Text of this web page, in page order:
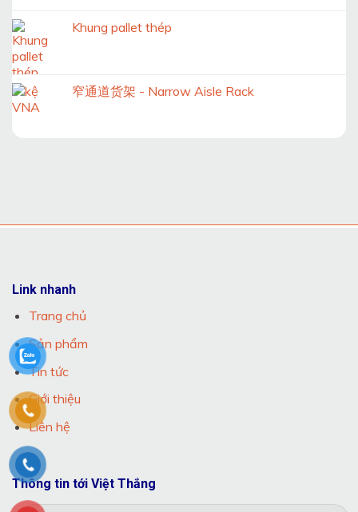
Khung pallet thép
窄通道货架 - Narrow Aisle Rack
Link nhanh
Trang chủ
Sản phẩm
Tin tức
Giới thiệu
Liên hệ
Thông tin tới Việt Thắng